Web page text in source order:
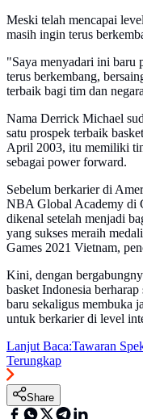
Meski telah mencapai
masih ingin terus
"Saya menyadari ini baru
terus berkembang,
terbaik bagi tim dan
Nama Derrick Michael
satu prospek terbaik
April 2003, itu memiliki
sebagai power forward.
Sebelum berkarier di
NBA Global Academy di
dikenal setelah menjadi
yang sukses meraih
Games 2021 Vietnam,
Kini, dengan
basket Indonesia
baru sekaligus membuka
untuk berkarier di level
Lanjut Baca:Tawaran
Terungkap
Share